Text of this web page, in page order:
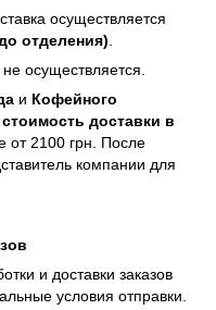
осуществляется
отделения)
осуществляется.
и Кофейного
доставки в
от 2100 грн. После
компании для
и доставки заказов
условия отправки.